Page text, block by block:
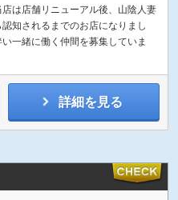
は店舗リニューアル後、山陰人妻
知されるまでのお店になりまし
一緒に働く仲間を募集していま
詳細を見る